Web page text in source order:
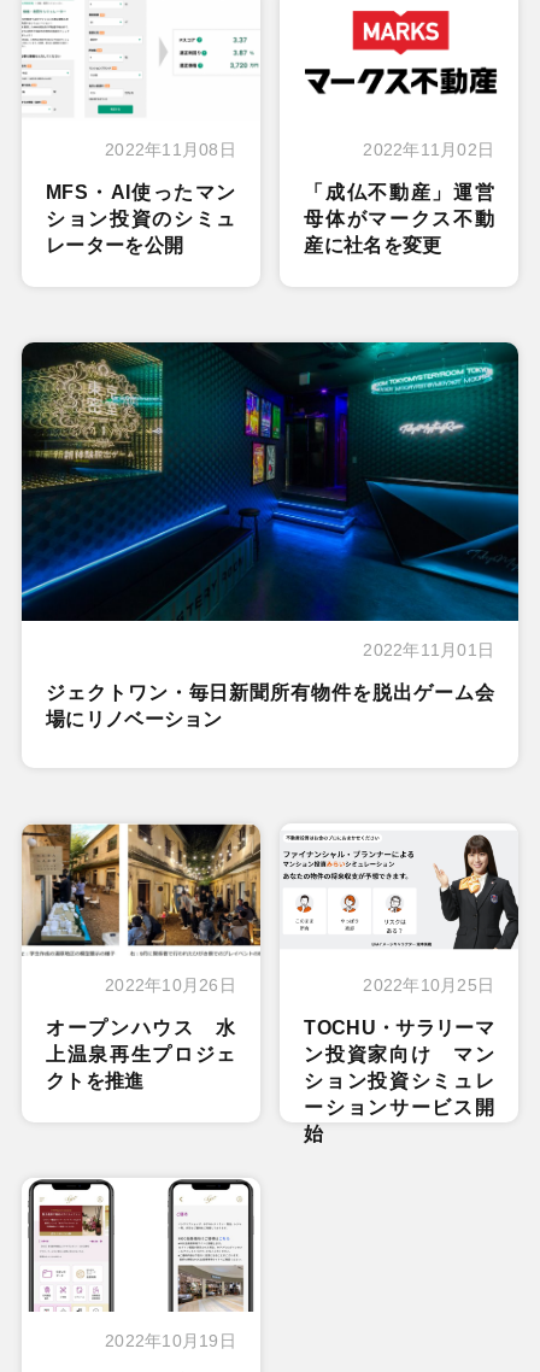
2022年11月08日
MFS・AI使ったマン
ション投資のシミュ
レーターを公開
2022年11月02日
「成仏不動産」運営
母体がマークス不動
産に社名を変更
2022年11月01日
ジェクトワン・毎日新聞所有物件を脱出ゲーム会
場にリノベーション
2022年10月26日
オープンハウス 水
上温泉再生プロジェ
クトを推進
2022年10月25日
TOCHU・サラリーマ
ン投資家向け マン
ション投資シミュレ
ーションサービス開
始
2022年10月19日